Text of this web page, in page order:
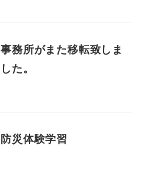
事務所がまた移転致しま
した。
防災体験学習